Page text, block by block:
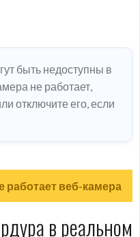
быть недоступны в
не работает,
отключите его, если
работает веб-камера
в реальном